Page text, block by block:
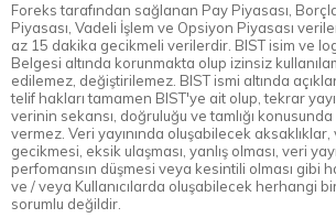
Foreks tarafından sağlanan Pay Piyasası,
Piyasası, Vadeli İşlem ve Opsiyon Piyasası
az 15 dakika gecikmeli verilerdir. BIST isim ve
Belgesi altında korunmakta olup izinsiz
edilemez, değiştirilemez. BIST ismi altında
telif hakları tamamen BIST'ye ait olup, tekrar
verinin sekansı, doğruluğu ve tamlığı
vermez. Veri yayınında oluşabilecek aksaklıklar,
gecikmesi, eksik ulaşması, yanlış olması, veri
perfomansın düşmesi veya kesintili olması gibi
ve / veya Kullanıcılarda oluşabilecek herhangi
sorumlu değildir.